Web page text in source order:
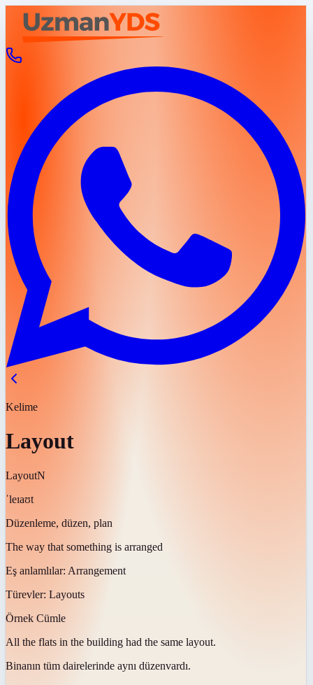
Kelime
Layout
LayoutN
ˈleɪaʊt
Düzenleme, düzen, plan
The way that something is arranged
Eş anlamlılar: Arrangement
Türevler: Layouts
Örnek Cümle
All the flats in the building had the same layout.
Binanın tüm dairelerinde aynı düzenvardı.